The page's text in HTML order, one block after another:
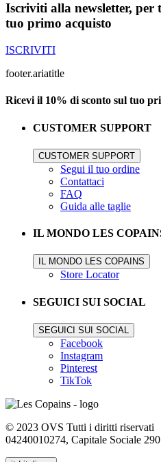
Iscriviti alla newsletter, per
tuo primo acquisto
ISCRIVITI
footer.ariatitle
Ricevi il 10% di sconto sul tuo
CUSTOMER SUPPORT
CUSTOMER SUPPORT
Segui il tuo ordine
Contattaci
FAQ
Guida alle taglie
IL MONDO LES
IL MONDO LES COPAINS
Store Locator
SEGUICI SUI SOCIAL
SEGUICI SUI SOCIAL
Facebook
Instagram
Pinterest
TikTok
© 2023 OVS Tutti i diritti
04240010274, Capitale Sociale